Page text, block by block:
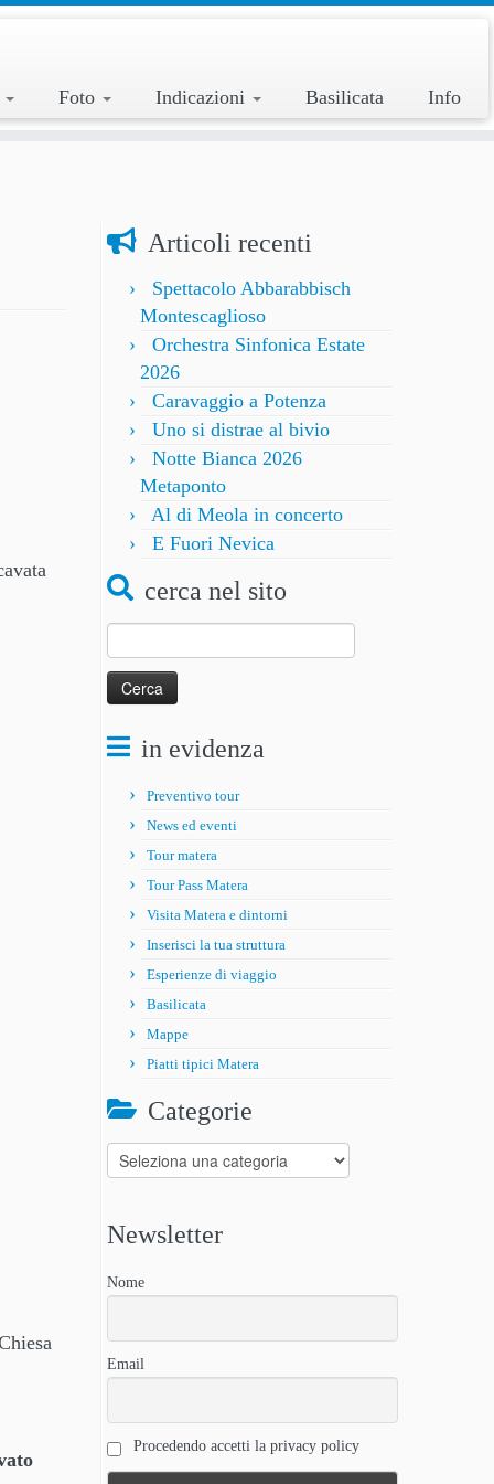
Foto Indicazioni Basilicata Info
Articoli recenti
Spettacolo Abbarabbisch
Montescaglioso
Orchestra Sinfonica Estate
2026
Caravaggio a Potenza
Uno si distrae al bivio
Notte Bianca 2026
Metaponto
Al di Meola in concerto
E Fuori Nevica
cerca nel sito
per:
in evidenza
Preventivo tour
News ed eventi
Tour matera
Tour Pass Matera
Visita Matera e dintorni
Inserisci la tua struttura
Esperienze di viaggio
Basilicata
Mappe
Piatti tipici Matera
Categorie
Categorie
Newsletter
Nome
Email
Procedendo accetti la privacy policy